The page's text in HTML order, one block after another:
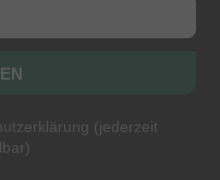
(jederzeit
)